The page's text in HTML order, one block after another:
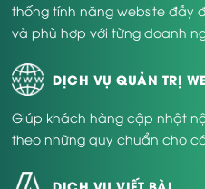
thống tính năng website đầy
và phù hợp với từng doanh
DỊCH VỤ QUẢN TRỊ
Giúp khách hàng cập nhật
theo những quy chuẩn cho